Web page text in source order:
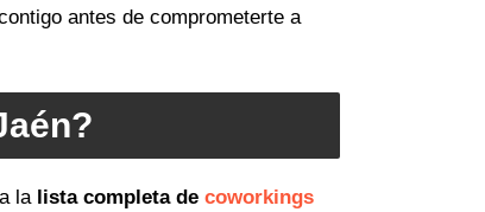
antes de comprometerte a
la lista completa de coworkings